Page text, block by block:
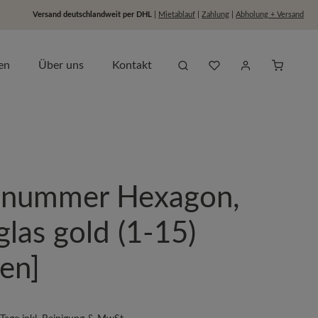
Versand deutschlandweit per DHL Mietablauf Zahlung Abholung + Versand
Über uns Kontakt
Hexagon,
gold (1-15)